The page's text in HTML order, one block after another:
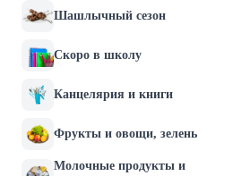
Шашлычный сезон
Скоро в школу
Канцелярия и книги
Фрукты и овощи, зелень
Молочные продукты и